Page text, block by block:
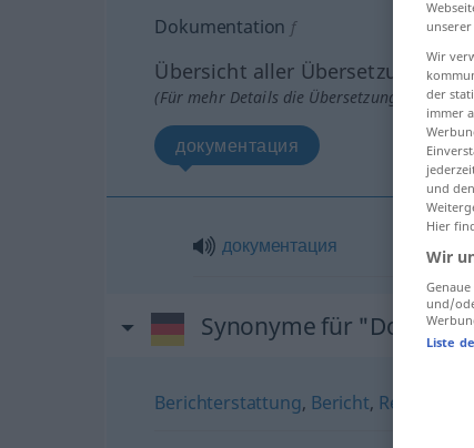
Dokumentation f
Übersicht aller Übersetzungen
(Für mehr Details die Übersetzung
документация
документация
Synonyme für
Berichterstattung, Bericht, Reportage
Wir
der
immer
und
Hier
Wir
und/
Liste